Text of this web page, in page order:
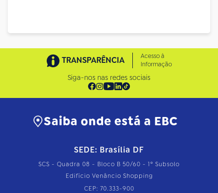
TRANSPARÊNCIA
Acesso à
Informação
Siga-nos nas redes sociais
Saiba onde está a EBC
SEDE: Brasília DF
SCS - Quadra 08 - Bloco B 50/60 - 1º Subsolo
Edifício Venâncio Shopping
CEP: 70.333-900